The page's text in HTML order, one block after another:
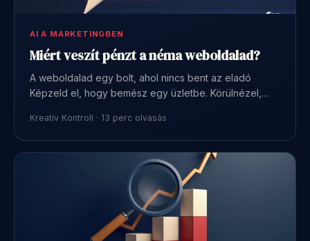
AI A MARKETINGBEN
Miért veszít pénzt a néma weboldalad?
A weboldalad egy bolt, ahol nincs bent az eladó
Képzeld el, hogy bemész egy üzletbe. Körülnézel,…
Kreatív Kontroll · 13 perc olvasás